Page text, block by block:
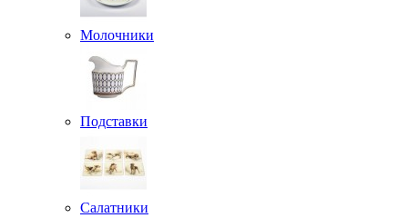
Молочники
Подставки
Салатники